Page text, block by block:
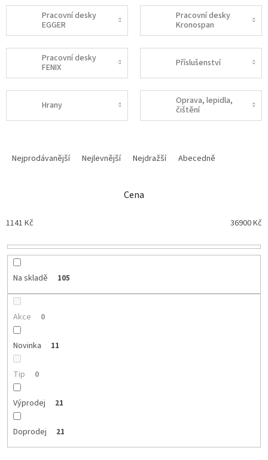
Pracovní desky
EGGER
Pracovní desky
Kronospan
Pracovní desky
FENIX
Příslušenství
Hrany
Oprava, lepidla,
čištění
p
o
k
Nejprodávanější Nejlevnější Nejdražší Abecedně
Cena
1141 Kč 36900Kč
Na skladě 105
Akce 0
Novinka 11
Tip 0
Výprodej 21
Doprodej 21